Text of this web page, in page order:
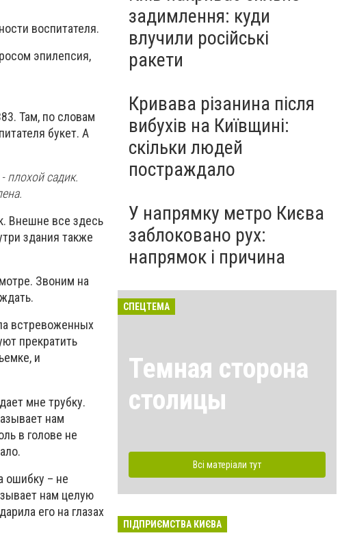
воспитателя.
эпилепсия,
Там, по словам
букет. А
плохой садик.
Внешне все здесь
здания также
Звоним на
встревоженных
прекратить
и
мне трубку.
нам
в голове не
ошибку – не
нам целую
его на глазах
задимлення: куди
влучили російські
ракети
Кривава різанина після
вибухів на Київщині:
скільки людей
постраждало
У напрямку метро Києва
заблоковано рух:
напрямок і причина
СПЕЦТЕМА
Темная сторона
столицы
Всі матеріали тут
ПІДПРИЄМСТВА КИЄВА